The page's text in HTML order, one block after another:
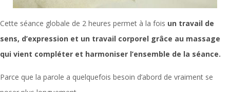
Cette séance globale de 2 heures permet à la fois un travail de
sens, d’expression et un travail corporel grâce au massage
qui vient compléter et harmoniser l’ensemble de la séance.
Parce que la parole a quelquefois besoin d’abord de vraiment se